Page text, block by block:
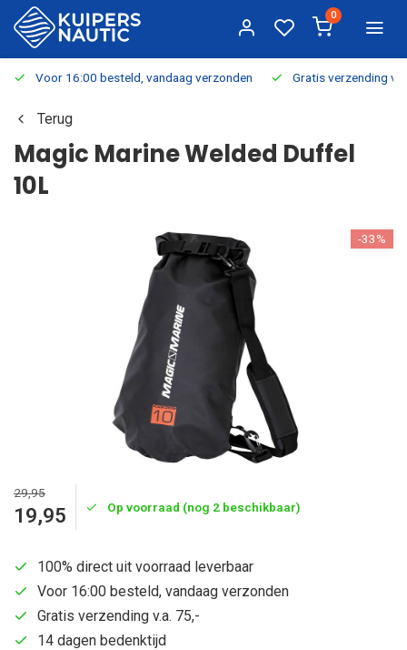
0
Voor 16:00 besteld, vandaag verzonden Gratis verzending
Terug
Magic Marine Welded Duffel
10L
-33%
29,95
19,95 Op voorraad (nog 2 beschikbaar)
100% direct uit voorraad leverbaar
Voor 16:00 besteld, vandaag verzonden
Gratis verzending v.a. 75,-
14 dagen bedenktijd